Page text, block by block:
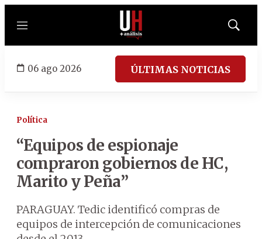
Menú
Mostrar
06 ago 2026 ÚLTIMAS NOTICIAS
Política
“Equipos de espionaje
compraron gobiernos de HC,
Marito y Peña”
PARAGUAY. Tedic identificó compras de
equipos de intercepción de comunicaciones